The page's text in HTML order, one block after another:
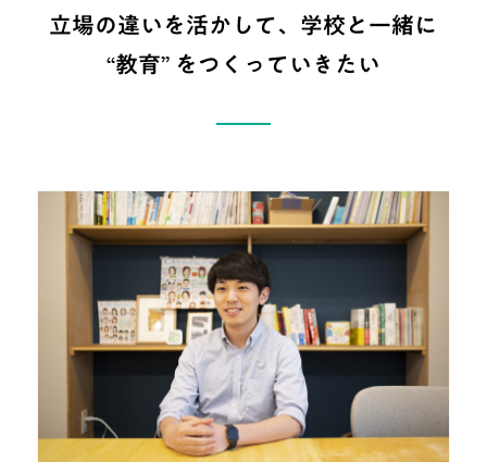
立場の違いを活かして、学校と一緒に
“教育” をつくっていきたい